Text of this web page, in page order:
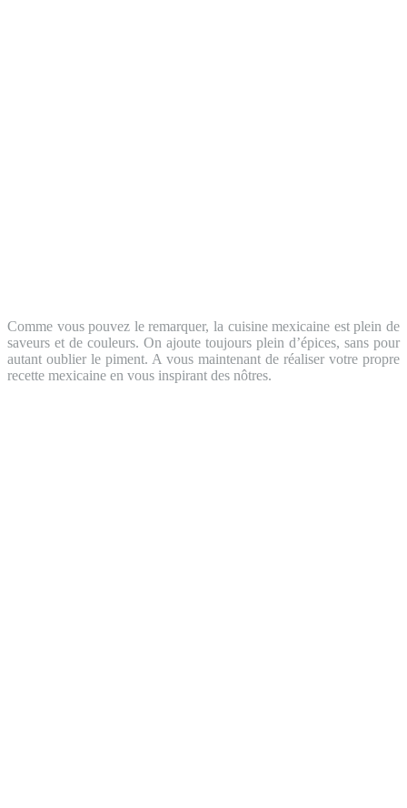
Comme vous pouvez le remarquer, la cuisine mexicaine est plein de
saveurs et de couleurs. On ajoute toujours plein d’épices, sans pour
autant oublier le piment. A vous maintenant de réaliser votre propre
recette mexicaine en vous inspirant des nôtres.